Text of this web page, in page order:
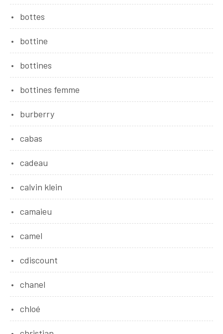
bottes
bottine
bottines
bottines femme
burberry
cabas
cadeau
calvin klein
camaieu
camel
cdiscount
chanel
chloé